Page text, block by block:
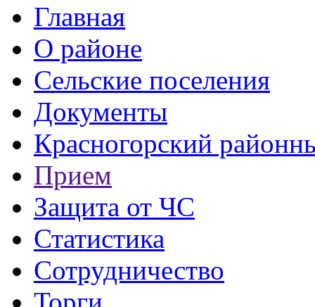
Главная
О районе
Сельские поселения
Документы
Красногорский
Прием
Защита от ЧС
Статистика
Сотрудничество